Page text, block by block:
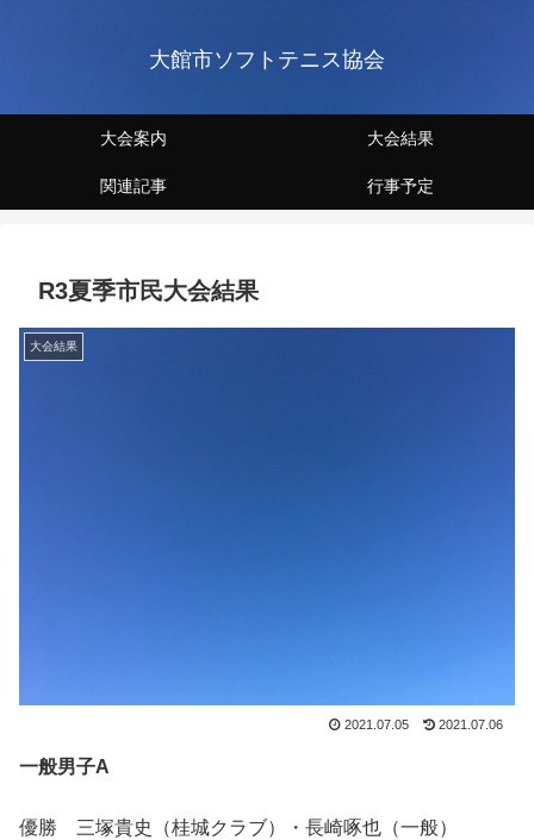
大館市ソフトテニス協会
大会案内 大会結果
関連記事 行事予定
R3夏季市民大会結果
大会結果
2021.07.05 2021.07.06
一般男子A
優勝 三塚貴史（桂城クラブ）・長崎啄也（一般）